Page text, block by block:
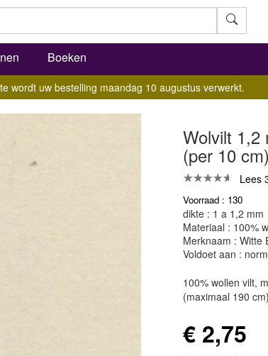
Boeken
wordt uw bestelling maandag 10 augustus verwerkt.
Wolvilt 1,2
(per 10 cm)
Lees
Voorraad : 130
dikte : 1 a 1,2 mm
Materiaal : 100%
Merknaam : Witte
Voldoet aan :
100% wollen vilt,
(maximaal 190 cm)
€ 2,75